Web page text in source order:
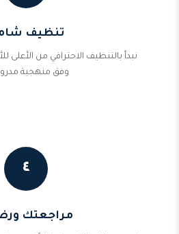
تنظيف
نبدأ بالتنظيف الاحترافي من
وفق منهجية
٤
مراجعتك